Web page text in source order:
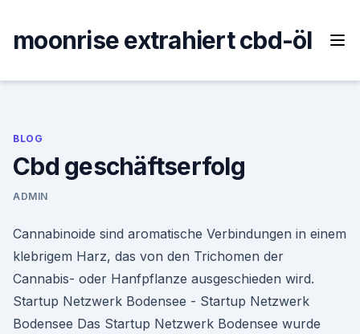
content
moonrise extrahiert cbd-öl
BLOG
Cbd geschäftserfolg
ADMIN
Cannabinoide sind aromatische Verbindungen in einem
klebrigem Harz, das von den Trichomen der
Cannabis- oder Hanfpflanze ausgeschieden wird.
Startup Netzwerk Bodensee - Startup Netzwerk
Bodensee Das Startup Netzwerk Bodensee wurde